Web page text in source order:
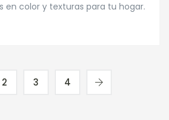
en color y texturas para tu hogar.
2 3 4